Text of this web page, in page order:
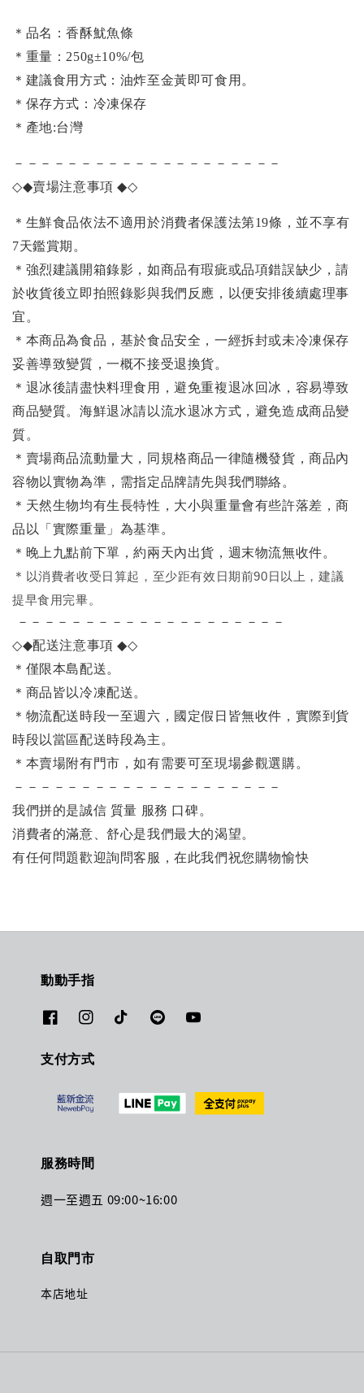
＊品名：香酥魷魚條
＊重量：250g±10%/包
＊建議食用方式：油炸至金黃即可食用。
＊保存方式：冷凍保存
＊產地:台灣
－－－－－－－－－－－－－－－－－－－－
◇◆賣場注意事項◆◇
＊生鮮食品依法不適用於消費者保護法第19條，並不享有
7天鑑賞期。
＊強烈建議開箱錄影，如商品有瑕疵或品項錯誤缺少，請
於收貨後立即拍照錄影與我們反應，以便安排後續處理事
宜。
＊本商品為食品，基於食品安全，一經拆封或未冷凍保存
妥善導致變質，一概不接受退換貨。
＊退冰後請盡快料理食用，避免重複退冰回冰，容易導致
商品變質。海鮮退冰請以流水退冰方式，避免造成商品變
質。
＊賣場商品流動量大，同規格商品一律隨機發貨，商品內
容物以實物為準，需指定品牌請先與我們聯絡。
＊天然生物均有生長特性，大小與重量會有些許落差，商
品以「實際重量」為基準。
＊晚上九點前下單，約兩天內出貨，週末物流無收件。
＊ 以消費者收受日算起，至少距有效日期前90日以上，建議
提早食用完畢。
－－－－－－－－－－－－－－－－－－－－
◇◆配送注意事項◆◇
＊僅限本島配送。
＊商品皆以冷凍配送。
＊物流配送時段一至週六，國定假日皆無收件，實際到貨
時段以當區配送時段為主。
＊本賣場附有門市，如有需要可至現場參觀選購。
－－－－－－－－－－－－－－－－－－－－
我們拼的是誠信 質量 服務 口碑。
消費者的滿意、舒心是我們最大的渴望。
有任何問題歡迎詢問客服，在此我們祝您購物愉快
動動手指
支付方式
服務時間
週一至週五 09:00~16:00
自取門市
本店地址